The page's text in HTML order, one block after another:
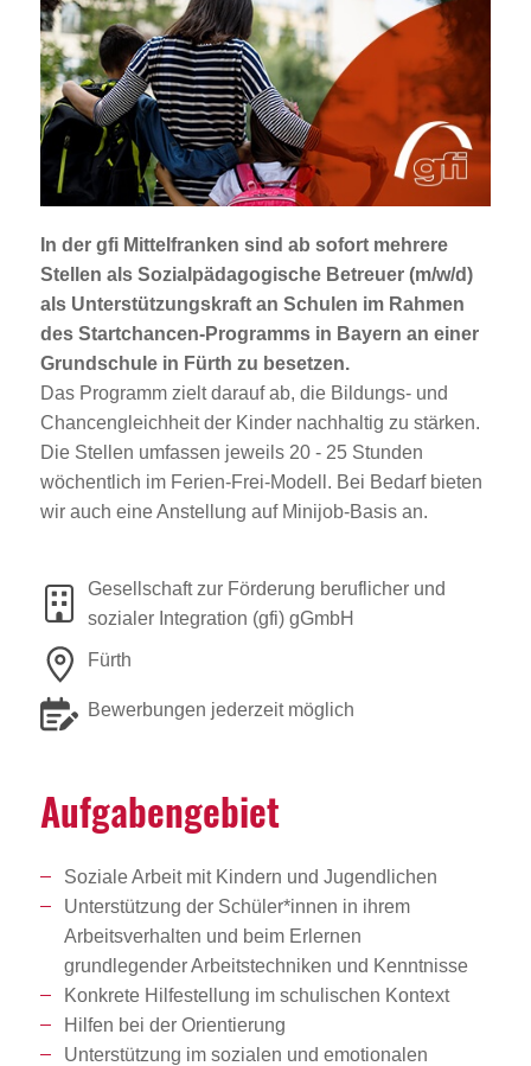
Jobportal
Presse und Medien
bbw e. V.
Karriere
Presse
News Archiv
In der gfi Mittelfranken sind ab sofort mehrere
Stellen als Sozialpädagogische Betreuer (m/w/d)
als Unterstützungskraft an Schulen im Rahmen
des Startchancen-Programmsin Bayern an einer
Grundschule in Fürth zu besetzen.
Das Programm zielt darauf ab, die Bildungs- und
Chancengleichheit der Kinder nachhaltig zu stärken.
Die Stellen umfassen jeweils 20 - 25 Stunden
wöchentlich im Ferien-Frei-Modell. Bei Bedarf bieten
wir auch eine Anstellung auf Minijob-Basis an.
Gesellschaft zur Förderung beruflicher und
sozialer Integration (gfi) gGmbH
Fürth
Bewerbungen jederzeit möglich
Aufga­ben­ge­biet
Soziale Arbeit mit Kindern und Jugendlichen
Unterstützung der Schüler*innen in ihrem
Arbeitsverhalten und beim Erlernen
grundlegender Arbeitstechniken und Kenntnisse
Konkrete Hilfestellung im schulischen Kontext
Hilfen bei der Orientierung
Unterstützung im sozialen und emotionalen